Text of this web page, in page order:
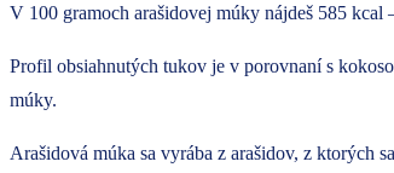
V 100 gramoch arašidovej múky nájdeš 585
Profil obsiahnutých tukov je v porovnaní s
múky.
Arašidová múka sa vyrába z arašidov, z ktorých